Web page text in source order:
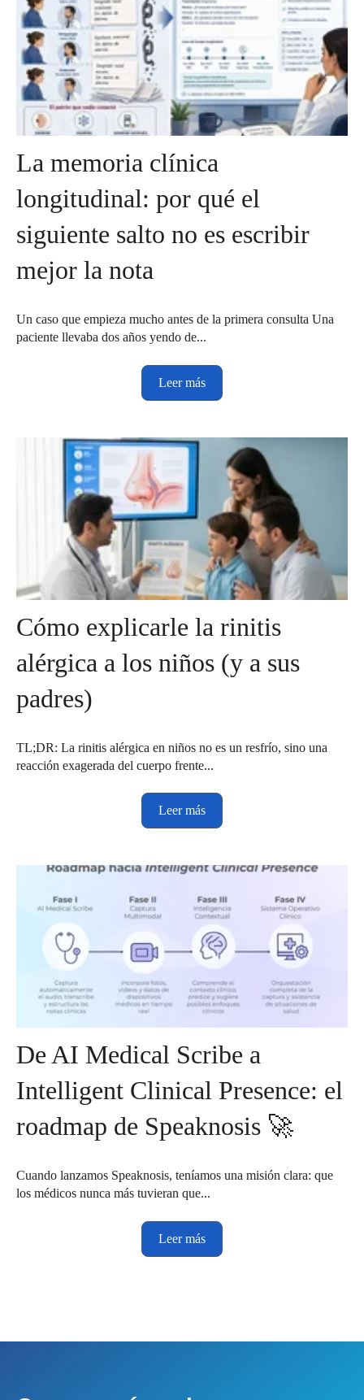
La memoria clínica
longitudinal: por qué el
siguiente salto no es escribir
mejor la nota
Un caso que empieza mucho antes de la primera consulta Una
paciente llevaba dos años yendo de...
Leer más
Cómo explicarle la rinitis
alérgica a los niños (y a sus
padres)
TL;DR: La rinitis alérgica en niños no es un resfrío, sino una
reacción exagerada del cuerpo frente...
Leer más
De AI Medical Scribe a
Intelligent Clinical Presence: el
roadmap de Speaknosis 🚀
Cuando lanzamos Speaknosis, teníamos una misión clara: que
los médicos nunca más tuvieran que...
Leer más